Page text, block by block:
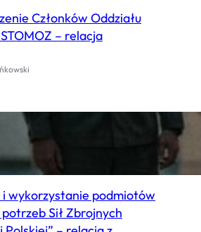
Członków Oddziału
– relacja
wykorzystanie podmiotów
Sił Zbrojnych